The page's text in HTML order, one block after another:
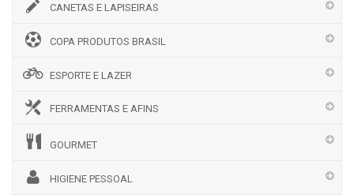
CANETAS E LAPISEIRAS
COPA PRODUTOS BRASIL
ESPORTE E LAZER
FERRAMENTAS E AFINS
GOURMET
HIGIENE PESSOAL